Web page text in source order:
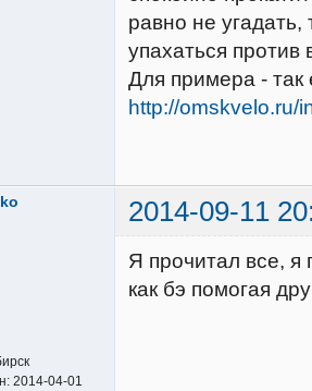
равно не
упахаться
Для примера -
http://
2014-09-11
2014-04-01
Я прочитал все,
как бэ помогая